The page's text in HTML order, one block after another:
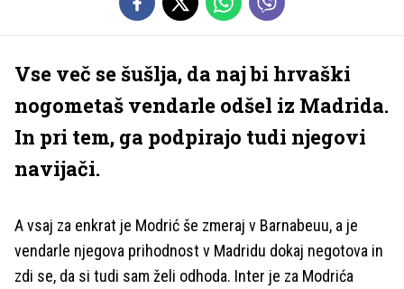
Vse več se šušlja, da naj bi hrvaški
nogometaš vendarle odšel iz Madrida.
In pri tem, ga podpirajo tudi njegovi
navijači.
A vsaj za enkrat je Modrić še zmeraj v Barnabeuu, a je
vendarle njegova prihodnost v Madridu dokaj negotova in
zdi se, da si tudi sam želi odhoda. Inter je za Modrića